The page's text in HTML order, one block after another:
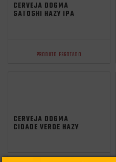
CERVEJA DOGMA
SATOSHI HAZY IPA
PRODUTO ESGOTADO
CERVEJA DOGMA
CIDADE VERDE HAZY